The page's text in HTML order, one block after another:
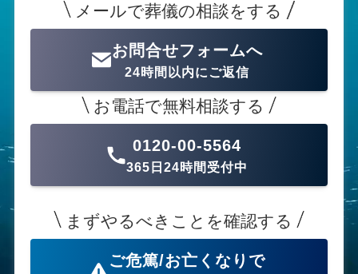
メールで葬儀の相談をする
お問合せフォームへ
24時間以内にご返信
お電話で無料相談する
0120-00-5564
365日24時間受付中
まずやるべきことを確認する
ご危篤/お亡くなりで